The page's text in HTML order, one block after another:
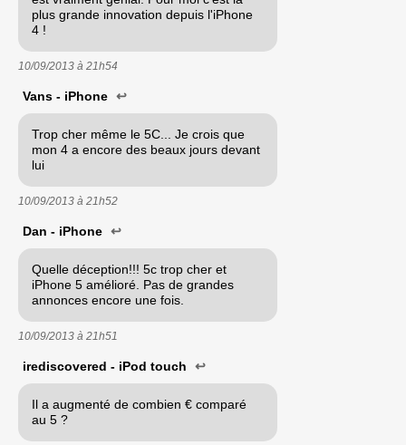
plus grande innovation depuis l'iPhone
4 !
10/09/2013 à 21h54
Vans - iPhone ↩
Trop cher même le 5C... Je crois que
mon 4 a encore des beaux jours devant
lui
10/09/2013 à 21h52
Dan - iPhone ↩
Quelle déception!!! 5c trop cher et
iPhone 5 amélioré. Pas de grandes
annonces encore une fois.
10/09/2013 à 21h51
irediscovered - iPod touch ↩
Il a augmenté de combien € comparé
au 5 ?